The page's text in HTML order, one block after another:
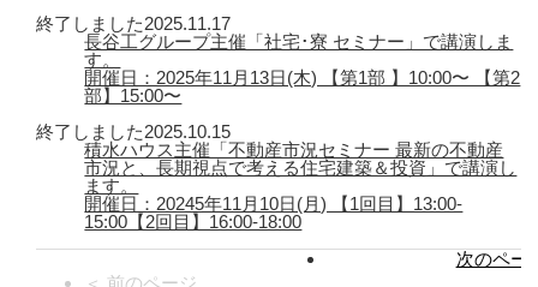
終了しました2025.11.17
長谷工グループ主催「社宅･寮 セミナー」で講演しま
す。
開催日：2025年11月13日(木) 【第1部 】10:00〜 【第2
部】15:00〜
終了しました2025.10.15
積水ハウス主催「不動産市況セミナー 最新の不動産
市況と、長期視点で考える住宅建築＆投資」で講演し
ます。
開催日：20245年11月10日(月) 【1回目】13:00-
15:00【2回目】16:00-18:00
次のペー